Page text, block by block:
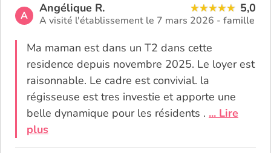
A
Angélique R. 5,0
A visité l'établissement le 7 mars 2026 - famille
Ma maman est dans un T2 dans cette
residence depuis novembre 2025. Le loyer est
raisonnable. Le cadre est convivial. la
régisseuse est tres investie et apporte une
belle dynamique pour les résidents . ... Lire
plus